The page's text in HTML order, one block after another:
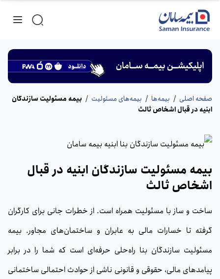
صفحه اصلی / بیمه‌ها / بیمه‌های مسئولیت / بیمه مسئولیت سازندگان
ابنیه در قبال اشخاص ثالث
بیمه مسئولیت سازندگان ابنیه در قبال
اشخاص ثالث
ساخت ‌و ساز با مسئولیت همراه است. از خطرات جانی برای کارگران
گرفته تا خسارات مالی به عابران و ساختمان‌های مجاور. بیمه
مسئولیت سازندگان بنا راه‌حلی حرفه‌ای است که شما را در برابر
پیامدهای مالی، حقوقی و قانونی ناشی از حوادث احتمالی ساختمانی